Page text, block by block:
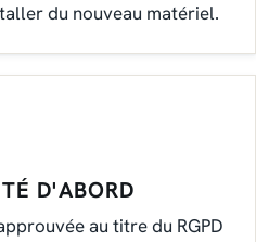
du nouveau matériel.
D'ABORD
au titre du RGPD